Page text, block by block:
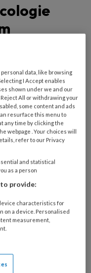
een
Buiten de
niemand
of
snel
media
van het
stap in
data, like browsing
I Accept enables
shown under we and our
All or withdrawing your
some content and ads
resurface this menu to
any time by clicking the
webpage . Your choices will
refer to our Privacy
and statistical
as a person
provide:
characteristics for
on a device. Personalised
measurement,